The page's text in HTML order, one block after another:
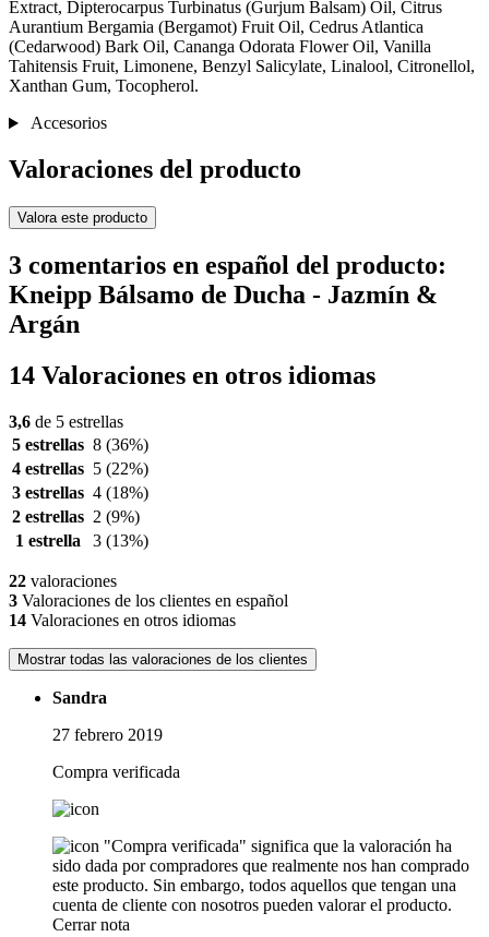
Extract, Dipterocarpus Turbinatus (Gurjum Balsam) Oil, Citrus
Aurantium Bergamia (Bergamot) Fruit Oil, Cedrus Atlantica
(Cedarwood) Bark Oil, Cananga Odorata Flower Oil, Vanilla
Tahitensis Fruit, Limonene, Benzyl Salicylate, Linalool, Citronellol,
Xanthan Gum, Tocopherol.
Accesorios
Valoraciones del producto
Valora este producto
3 comentarios en español del producto:
Kneipp Bálsamo de Ducha - Jazmín &
Argán
14 Valoraciones en otros idiomas
3,6 de 5 estrellas
5 estrellas 8 (36%)
4 estrellas 5 (22%)
3 estrellas 4 (18%)
2 estrellas 2 (9%)
1 estrella
3 (13%)
22 valoraciones
3 Valoraciones de los clientes en español
14 Valoraciones en otros idiomas
Mostrar todas las valoraciones de los clientes
Sandra
27 febrero 2019
Compra verificada
"Compra verificada" significa que la valoración ha
sido dada por compradores que realmente nos han comprado
este producto. Sin embargo, todos aquellos que tengan una
cuenta de cliente con nosotros pueden valorar el producto.
Cerrar nota